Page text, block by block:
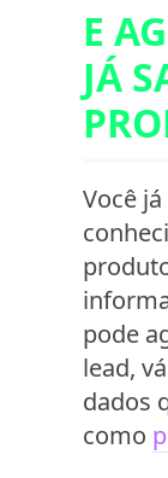
E
JÁ
Você
pode
lead,
dados
como